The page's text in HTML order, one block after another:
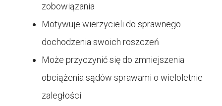
zobowiązania
Motywuje wierzycieli do sprawnego
dochodzenia swoich roszczeń
Może przyczynić się do zmniejszenia
obciążenia sądów sprawami o wieloletnie
zaległości